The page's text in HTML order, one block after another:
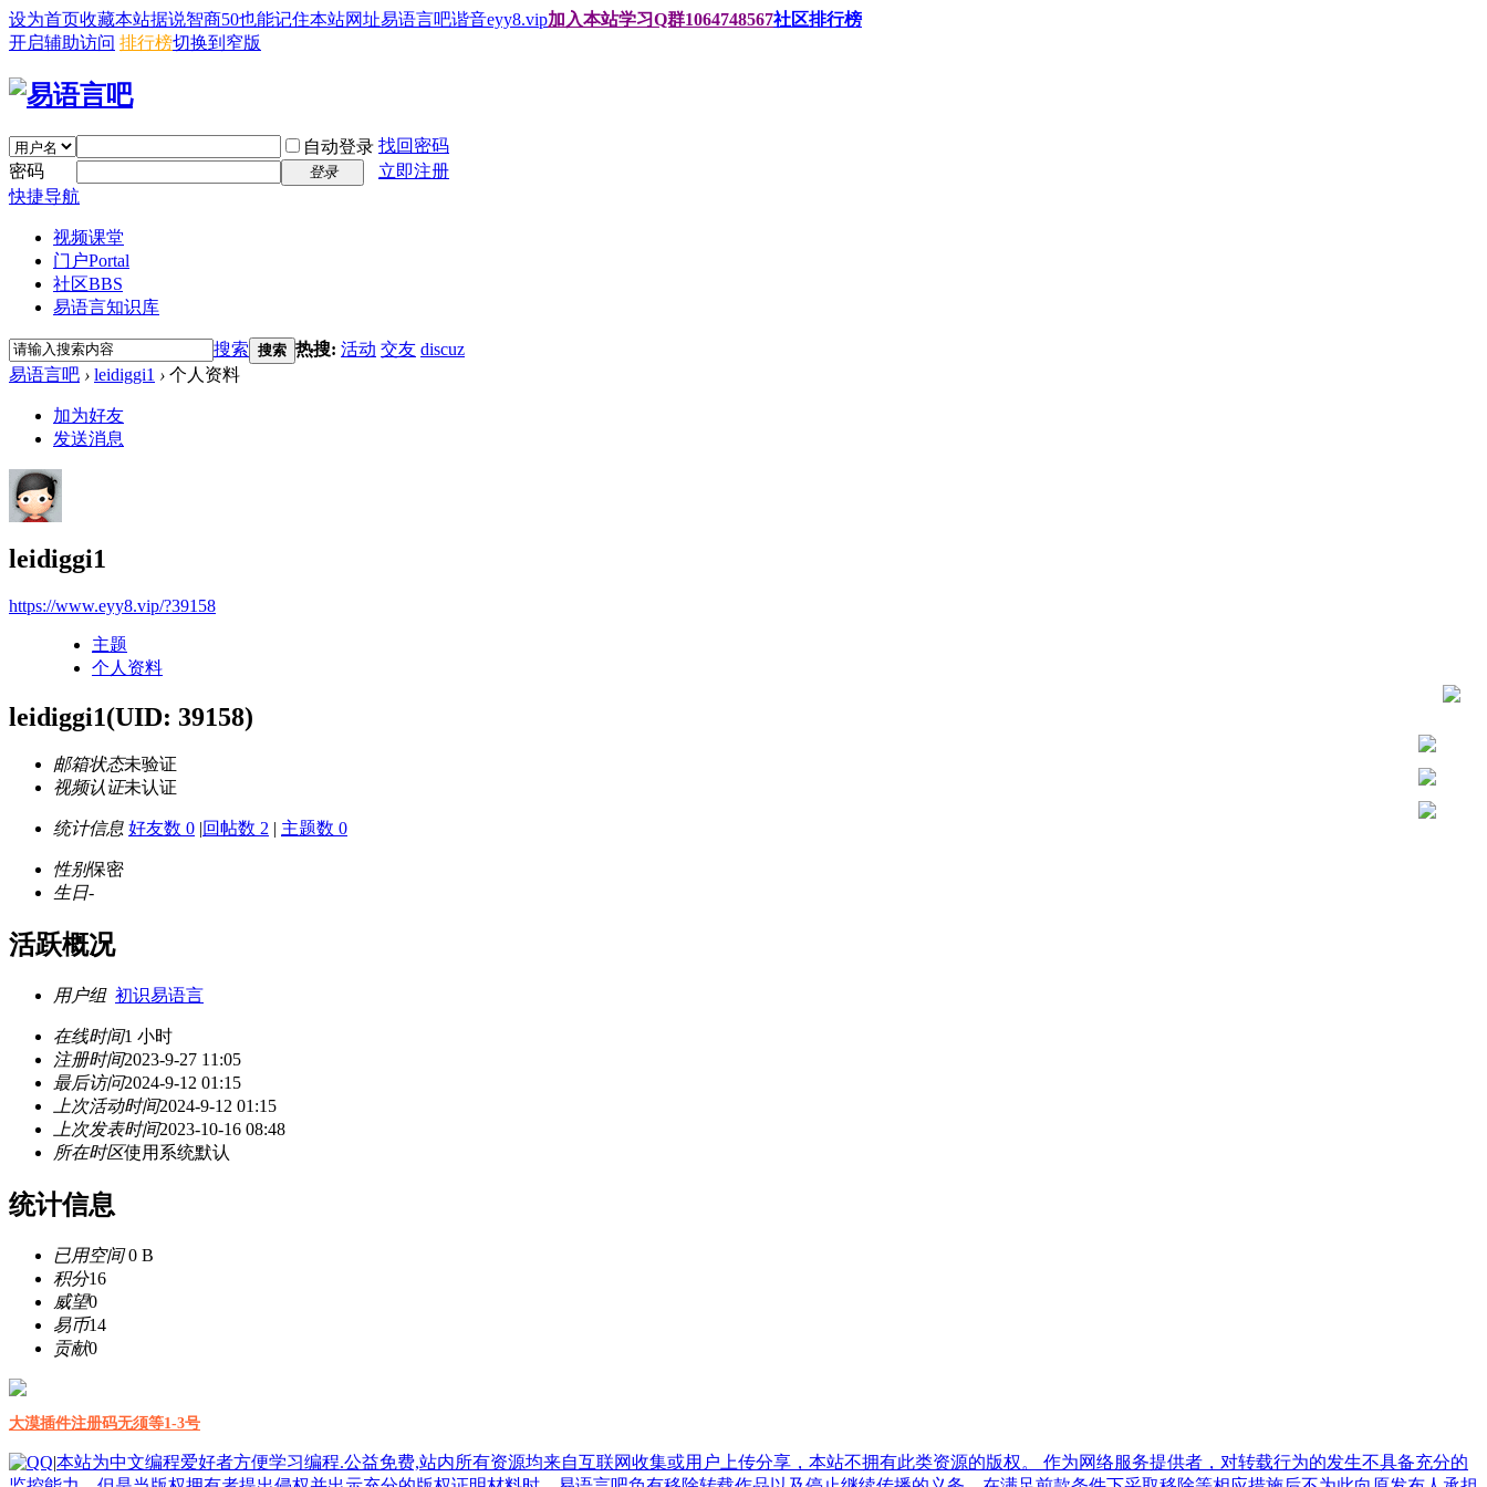
设为首页收藏本站据说智商50也能记住本站网址易语言吧谐音eyy8.vip加入本站学习Q群1064748567社区排行榜
开启辅助访问 排行榜切换到窄版
自动登录 找回密码
密码
登录
立即注册
快捷导航
视频课堂
门户Portal
社区BBS
易语言知识库
搜索 搜索 热搜: 活动 交友 discuz
易语言吧 › leidiggi1 › 个人资料
加为好友
发送消息
leidiggi1
https://www.eyy8.vip/?39158
主题
个人资料
leidiggi1(UID: 39158)
邮箱状态未验证
视频认证未认证
统计信息 好友数 0 |回帖数 2 | 主题数 0
性别保密
生日-
活跃概况
用户组 初识易语言
在线时间1 小时
注册时间2023-9-27 11:05
最后访问2024-9-12 01:15
上次活动时间2024-9-12 01:15
上次发表时间2023-10-16 08:48
所在时区使用系统默认
统计信息
已用空间0 B
积分16
威望0
易币14
贡献0
大漠插件注册码无须等1-3号
|本站为中文编程爱好者方便学习编程.公益免费,站内所有资源均来自互联网收集或用户上传分享，本站不拥有此类资源的版权。 作为网络服务提供者，对转载行为的发生不具备充分的